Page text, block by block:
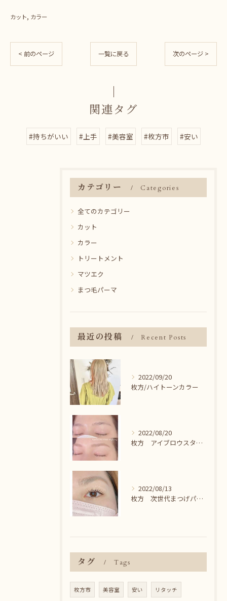
カット カラー
< 前のページ 一覧に戻る 次のページ >
関連タグ
#持ちがいい #上手 #美容室 #枚方市 #安い
カテゴリー Categories
全てのカテゴリー
カット
カラー
トリートメント
マツエク
まつ毛パーマ
最近の投稿 Recent Posts
2022/09/20
枚方/ハイトーンカラー
2022/08/20
枚方 アイブロウスタイリング＾＾
2022/08/13
枚方 次世代まつげパーマ♪
タグ Tags
枚方市 美容室 安い リタッチ